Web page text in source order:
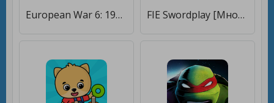
European War 6: 1914 - WW1 SLG [Много денег] FIE Swordplay [Много денег]